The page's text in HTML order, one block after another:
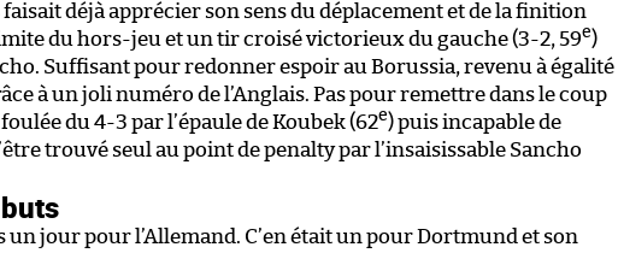
déjà apprécier son sens du déplacement et de la finition
du hors-jeu et un tir croisé victorieux du gauche (3-2, 59e)
Suffisant pour redonner espoir au Borussia, revenu à égalité
à un joli numéro de l’Anglais. Pas pour remettre dans le coup
du 4-3 par l’épaule de Koubek (62e) puis incapable de
trouvé seul au point de penalty par l’insaisissable Sancho
un jour pour l’Allemand. C’en était un pour Dortmund et son